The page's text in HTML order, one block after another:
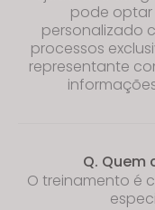
pode
personalizado
processos
representante
Q. Quem
O treinamento é